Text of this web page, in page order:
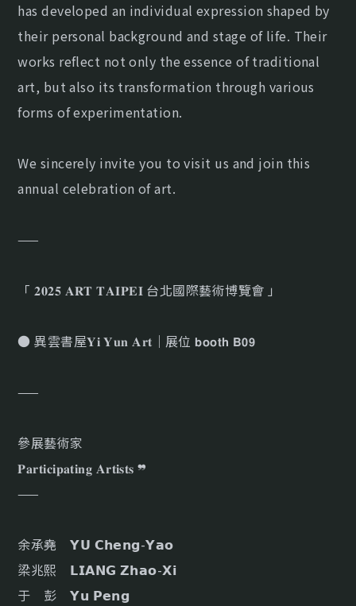
has developed an individual expression shaped by
their personal background and stage of life. Their
works reflect not only the essence of traditional
art, but also its transformation through various
forms of experimentation.
We sincerely invite you to visit us and join this
annual celebration of art.
——
「 𝟐𝟎𝟐𝟓 𝐀𝐑𝐓 𝐓𝐀𝐈𝐏𝐄𝐈 台北國際藝術博覽會 」
● 異雲書屋𝐘𝐢 𝐘𝐮𝐧 𝐀𝐫𝐭｜展位 𝗯𝗼𝗼𝘁𝗵 𝗕𝟬𝟵
——
參展藝術家
𝐏𝐚𝐫𝐭𝐢𝐜𝐢𝐩𝐚𝐭𝐢𝐧𝐠 𝐀𝐫𝐭𝐢𝐬𝐭𝐬 ❞
——
余承堯 𝗬𝗨 𝗖𝗵𝗲𝗻𝗴-𝗬𝗮𝗼
梁兆熙 𝗟𝗜𝗔𝗡𝗚 𝗭𝗵𝗮𝗼-𝗫𝗶
于 彭 𝗬𝘂 𝗣𝗲𝗻𝗴